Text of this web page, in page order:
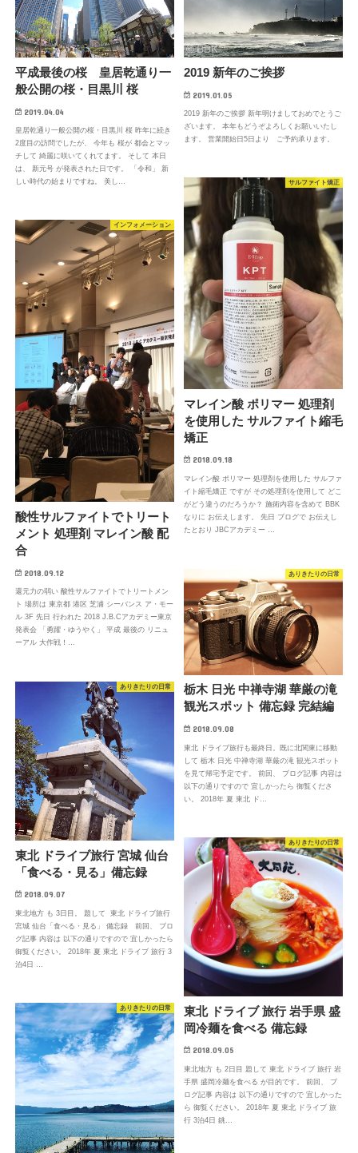
平成最後の桜 皇居乾通り一
般公開の桜・目黒川 桜
2019.04.04
皇居乾通り一般公開の桜・目黒川 桜 昨年に続き
2度目の訪問でしたが、 今年も 桜が 都会とマッ
チして 綺麗に咲いてくれてます。 そして 本日
は、 新元号 が発表された日です。 「令和」 新
しい時代の始まりですね。 美し…
2019 新年のご挨拶
2019.01.05
2019 新年のご挨拶 新年明けましておめでとうご
ざいます。 本年もどうぞよろしくお願いいたし
ます。 営業開始日5日より ご予約承ります。
サルファイト矯正
マレイン酸 ポリマー 処理剤
を使用した サルファイト縮毛
矯正
2018.09.18
マレイン酸 ポリマー 処理剤を使用した サルファ
イト縮毛矯正 ですが その処理剤を使用して どこ
がどう違うのだろうか？ 施術内容を含めて BBK
なりに お伝えします。 先日 ブログで お伝えし
たとおり JBCアカデミー …
インフォメーション
酸性サルファイトでトリート
メント 処理剤 マレイン酸 配
合
2018.09.12
還元力の弱い 酸性サルファイトでトリートメン
ト 場所は 東京都 港区 芝浦 シーバンス ア・モー
ル 3F 先日 行われた 2018 J.B.Cアカデミー東京
発表会 「勇躍・ゆうやく」 平成 最後の リニュ
ーアル 大作戦！…
ありきたりの日常
栃木 日光 中禅寺湖 華厳の滝
観光スポット 備忘録 完結編
2018.09.08
東北 ドライブ旅行も最終日。既に北関東に移動
して 栃木 日光 中禅寺湖 華厳の滝 観光スポット
を見て帰宅予定です。 前回、 ブログ記事 内容は
以下の通りですので 宜しかったら 御覧くださ
い。 2018年 夏 東北 ド…
ありきたりの日常
東北 ドライブ旅行 宮城 仙台
「食べる・見る」備忘録
2018.09.07
東北地方 も 3日目。 題して 東北 ドライブ旅行
宮城 仙台「食べる・見る」 備忘録 前回、 ブロ
グ記事 内容は 以下の通りですので 宜しかったら
御覧ください。 2018年 夏 東北 ドライブ 旅行 3
泊4日 …
ありきたりの日常
東北 ドライブ 旅行 岩手県 盛
岡冷麺を食べる 備忘録
2018.09.05
東北地方 も 2日目 題して 東北 ドライブ 旅行 岩
手県 盛岡冷麺を食べる が目的です。 前回、 ブ
ログ記事 内容は 以下の通りですので 宜しかった
ら 御覧ください。 2018年 夏 東北 ドライブ 旅
行 3泊4日 銚…
ありきたりの日常